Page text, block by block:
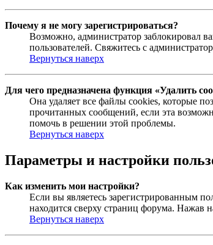
Почему я не могу зарегистрироваться?
Возможно, администратор заблокировал
пользователей. Свяжитесь с
Вернуться наверх
Для чего предназначена функция «Удалить
Она удаляет все файлы cookies, которые
прочитанных сообщений, если эта
помочь в решении этой проблемы.
Вернуться наверх
Параметры и настройки
Как изменить мои настройки?
Если вы являетесь зарегистрированным
находится сверху страниц форума. Нажав
Вернуться наверх